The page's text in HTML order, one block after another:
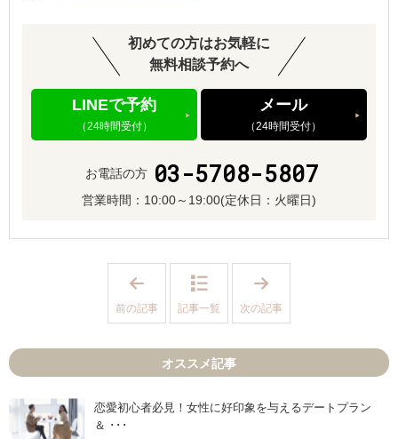
初めての方はお気軽に
無料相談予約へ
LINEで予約
（24時間受付）
メール
（24時間受付）
お電話の方 03-5708-5807
営業時間： 10:00～19:00(定休日：火曜日)
間
し
っ
か
話
し
前の記事 記事一覧
の
極
っ
？
」
次の記事
オススメ記事
恋愛初心者必見！女性に好印象を与えるデートプラン
＆ ･･･